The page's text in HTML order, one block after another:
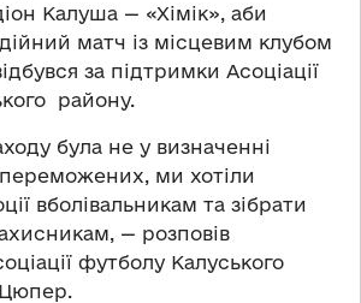
Калуша — «Хімік», аби
матч із місцевим клубом
за підтримки Асоціації
району.
була не у визначенні
ми хотіли
вболівальникам та зібрати
— розповів
футболу Калуського